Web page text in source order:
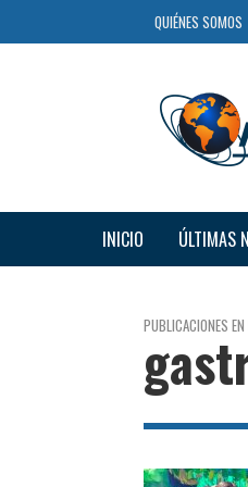
QUIÉNES SOMOS
INICIO ÚLTIMAS
PUBLICACIONES